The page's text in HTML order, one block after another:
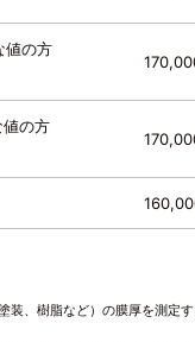
の方
の方
、樹脂など）の膜厚を測定